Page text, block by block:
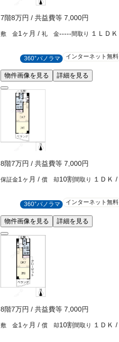
7階8万円 / 共益費等 7,000円
敷 金1ヶ月 / 礼 金-----間取り １ＬＤＫ
360°パノラマ インターネット無料
物件画像を見る 詳細を見る
8階7万円 / 共益費等 7,000円
保証金1ヶ月 / 償 却10割 間取り １ＤＫ /
360°パノラマ インターネット無料
物件画像を見る 詳細を見る
8階7万円 / 共益費等 7,000円
敷 金1ヶ月 / 償 却10割 間取り １ＤＫ /